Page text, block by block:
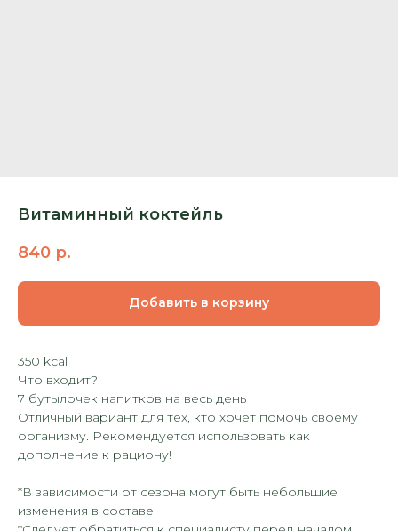
Витаминный коктейль
840 р.
Добавить в корзину
350 kcal
Что входит?
7 бутылочек напитков на весь день
Отличный вариант для тех, кто хочет помочь своему
организму. Рекомендуется использовать как
дополнение к рациону!
*В зависимости от сезона могут быть небольшие
изменения в составе